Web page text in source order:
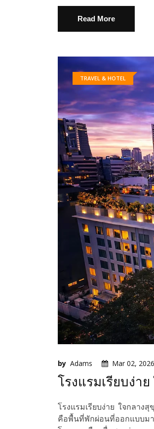
Read More
TRAVEL & HOTEL
by Adams Mar 02, 2026
โรงแรมเรียบง่า
โรงแรมเรียบง่าย ใจกลาง
คือพื้นที่พักผ่อนที่ออกแบบม